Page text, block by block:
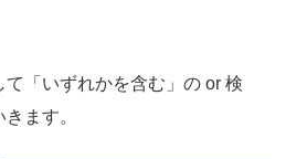
「いずれかを含む」の or 検
ます。